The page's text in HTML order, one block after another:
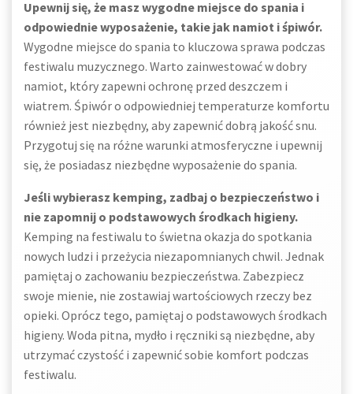
Upewnij się, że masz wygodne miejsce do spania i
odpowiednie wyposażenie, takie jak namiot i śpiwór.
Wygodne miejsce do spania to kluczowa sprawa podczas
festiwalu muzycznego. Warto zainwestować w dobry
namiot, który zapewni ochronę przed deszczem i
wiatrem. Śpiwór o odpowiedniej temperaturze komfortu
również jest niezbędny, aby zapewnić dobrą jakość snu.
Przygotuj się na różne warunki atmosferyczne i upewnij
się, że posiadasz niezbędne wyposażenie do spania.
Jeśli wybierasz kemping, zadbaj o bezpieczeństwo i
nie zapomnij o podstawowych środkach higieny.
Kemping na festiwalu to świetna okazja do spotkania
nowych ludzi i przeżycia niezapomnianych chwil. Jednak
pamiętaj o zachowaniu bezpieczeństwa. Zabezpiecz
swoje mienie, nie zostawiaj wartościowych rzeczy bez
opieki. Oprócz tego, pamiętaj o podstawowych środkach
higieny. Woda pitna, mydło i ręczniki są niezbędne, aby
utrzymać czystość i zapewnić sobie komfort podczas
festiwalu.